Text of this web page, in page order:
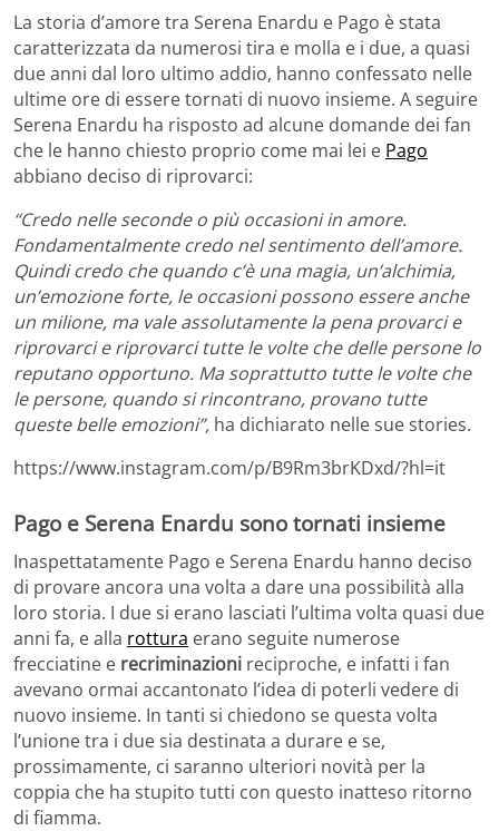
La storia d’amore tra Serena Enardu e Pago è stata
caratterizzata da numerosi tira e molla e i due, a quasi
due anni dal loro ultimo addio, hanno confessato nelle
ultime ore di essere tornati di nuovo insieme. A seguire
Serena Enardu ha risposto ad alcune domande dei fan
che le hanno chiesto proprio come mai lei e Pago
abbiano deciso di riprovarci:
“Credo nelle seconde o più occasioni in amore.
Fondamentalmente credo nel sentimento dell’amore.
Quindi credo che quando c’è una magia, un’alchimia,
un’emozione forte, le occasioni possono essere anche
un milione, ma vale assolutamente la pena provarci e
riprovarci e riprovarci tutte le volte che delle persone lo
reputano opportuno. Ma soprattutto tutte le volte che
le persone, quando si rincontrano, provano tutte
queste belle emozioni”, ha dichiarato nelle sue stories.
https://www.instagram.com/p/B9Rm3brKDxd/?hl=it
Pago e Serena Enardu sono tornati insieme
Inaspettatamente Pago e Serena Enardu hanno deciso
di provare ancora una volta a dare una possibilità alla
loro storia. I due si erano lasciati l’ultima volta quasi due
anni fa, e alla rottura erano seguite numerose
frecciatine e recriminazioni reciproche, e infatti i fan
avevano ormai accantonato l’idea di poterli vedere di
nuovo insieme. In tanti si chiedono se questa volta
l’unione tra i due sia destinata a durare e se,
prossimamente, ci saranno ulteriori novità per la
coppia che ha stupito tutti con questo inatteso ritorno
di fiamma.